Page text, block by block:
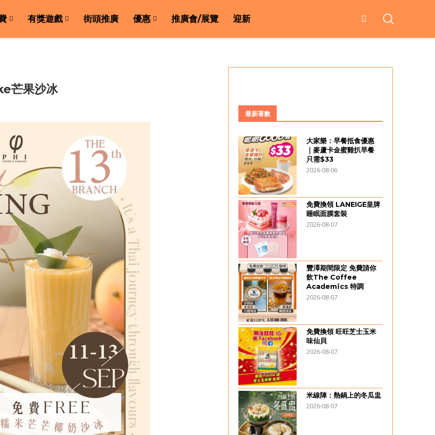
有獎遊戲 街頭推廣 優惠 推廣會/展覽 迎新
芒果沙冰
最新著數
大家樂：早餐抵食優惠
｜麥蘆卡金蜜雞扒早餐
只需$33
2026-08-06
免費換領 LANEIGE皇牌
睡眠面膜套裝
2026-08-07
豐澤期間限定 免費請你
飲The Coffee
Academïcs 特調
2026-08-07
免費換領 旺旺芝士玉米
味仙貝
2026-08-07
米線陣：熱鍋上的冬瓜盅
2026-08-07